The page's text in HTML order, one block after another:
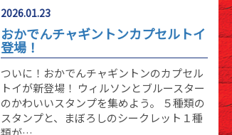
2026.01.23
おかでんチャギントンカプセルトイ
登場！
ついに！おかでんチャギントンのカプセル
トイが新登場！ ウィルソンとブルースター
のかわいいスタンプを集めよう。 ５種類の
スタンプと、まぼろしのシークレット１種